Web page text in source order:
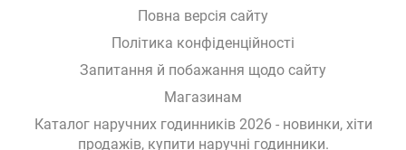
Повна версія сайту
Політика конфіденційності
Запитання й побажання щодо сайту
Магазинам
Каталог наручних годинників 2026 - новинки, хіти
продажів, купити наручні годинники.